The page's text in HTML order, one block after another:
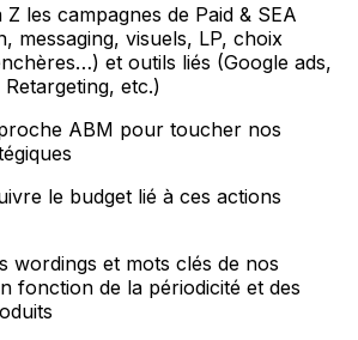
les campagnes de Paid & SEA
messaging, visuels, LP, choix
et outils liés (Google ads,
etc.)
ABM pour toucher nos
le budget lié à ces actions
wordings et mots clés de nos
fonction de la périodicité et des